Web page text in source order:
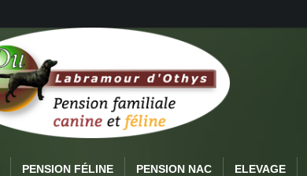
PENSION FÉLINE PENSION NAC ELEVAGE